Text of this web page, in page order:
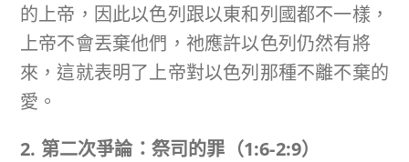
的上帝，因此以色列跟以東和列國都不一樣，
上帝不會丟棄他們，祂應許以色列仍然有將
來，這就表明了上帝對以色列那種不離不棄的
愛。
2. 第二次爭論：祭司的罪（1:6-2:9）